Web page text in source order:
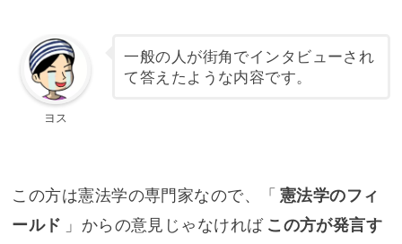
ヨス
一般の人が街角でインタビューされ
て答えたような内容です。
この方は憲法学の専門家なので、「 憲法学のフィ
ールド 」からの意見じゃなければ この方が発言す